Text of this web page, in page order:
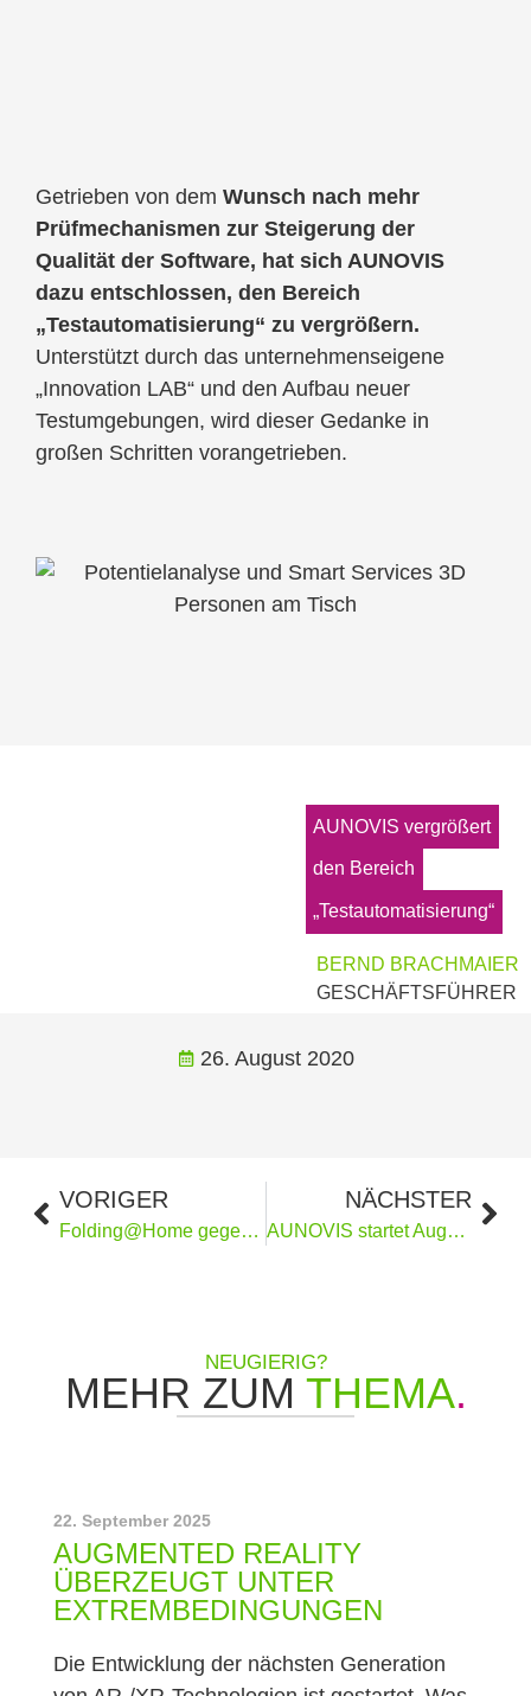
Getrieben von dem Wunsch nach mehr
Prüfmechanismen zur Steigerung der
Qualität der Software, hat sich AUNOVIS
dazu entschlossen, den Bereich
„Testautomatisierung“ zu vergrößern.
Unterstützt durch das unternehmenseigene
„Innovation LAB“ und den Aufbau neuer
Testumgebungen, wird dieser Gedanke in
großen Schritten vorangetrieben.
AUNOVIS vergrößert
den Bereich
„Testautomatisierung“
BERND BRACHMAIER
GESCHÄFTSFÜHRER
26. August 2020
VORIGER
Folding@Home gegen Corona
NÄCHSTER
AUNOVIS startet Augmented-Reality-Projekt mit Hochschule Karlsruhe
NEUGIERIG?
MEHR ZUM THEMA.
22. September 2025
AUGMENTED REALITY
ÜBERZEUGT UNTER
EXTREMBEDINGUNGEN
Die Entwicklung der nächsten Generation